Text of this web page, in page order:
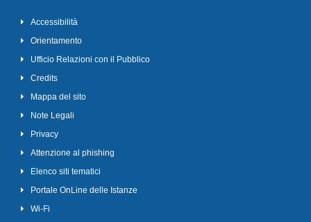
Accessibilità
Orientamento
Ufficio Relazioni con il Pubblico
Credits
Mappa del sito
Note Legali
Privacy
Attenzione al phishing
Elenco siti tematici
Portale OnLine delle Istanze
Wi-Fi